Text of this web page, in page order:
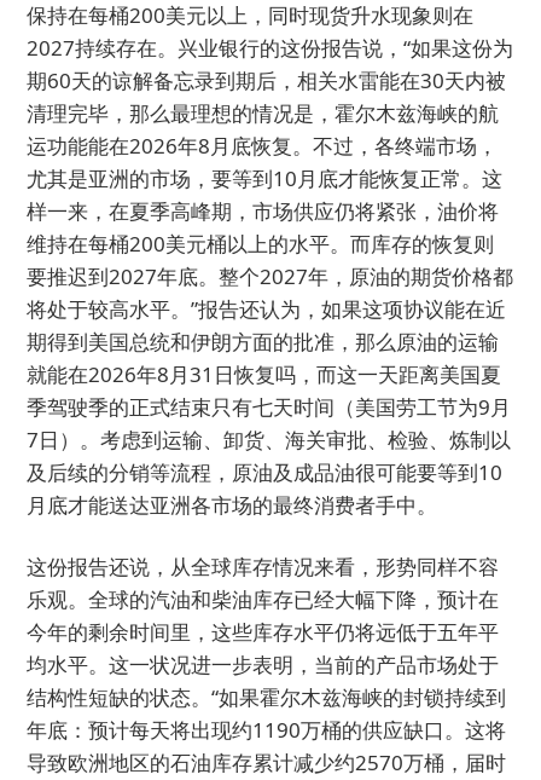
保持在每桶200美元以上，同时现货升水现象则在
2027持续存在。兴业银行的这份报告说，“如果这份为
期60天的谅解备忘录到期后，相关水雷能在30天内被
清理完毕，那么最理想的情况是，霍尔木兹海峡的航
运功能能在2026年8月底恢复。不过，各终端市场，
尤其是亚洲的市场，要等到10月底才能恢复正常。这
样一来，在夏季高峰期，市场供应仍将紧张，油价将
维持在每桶200美元桶以上的水平。而库存的恢复则
要推迟到2027年底。整个2027年，原油的期货价格都
将处于较高水平。”报告还认为，如果这项协议能在近
期得到美国总统和伊朗方面的批准，那么原油的运输
就能在2026年8月31日恢复吗，而这一天距离美国夏
季驾驶季的正式结束只有七天时间（美国劳工节为9月
7日）。考虑到运输、卸货、海关审批、检验、炼制以
及后续的分销等流程，原油及成品油很可能要等到10
月底才能送达亚洲各市场的最终消费者手中。
这份报告还说，从全球库存情况来看，形势同样不容
乐观。全球的汽油和柴油库存已经大幅下降，预计在
今年的剩余时间里，这些库存水平仍将远低于五年平
均水平。这一状况进一步表明，当前的产品市场处于
结构性短缺的状态。“如果霍尔木兹海峡的封锁持续到
年底：预计每天将出现约1190万桶的供应缺口。这将
导致欧洲地区的石油库存累计减少约2570万桶，届时